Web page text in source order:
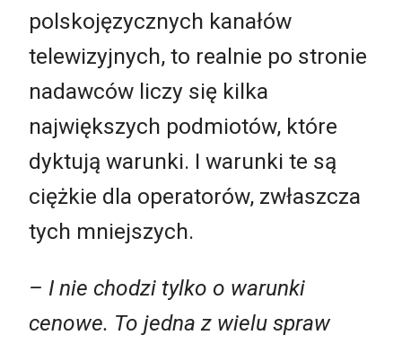
polskojęzycznych kanałów
telewizyjnych, to realnie po stronie
nadawców liczy się kilka
największych podmiotów, które
dyktują warunki. I warunki te są
ciężkie dla operatorów, zwłaszcza
tych mniejszych.
– I nie chodzi tylko o warunki
cenowe. To jedna z wielu spraw